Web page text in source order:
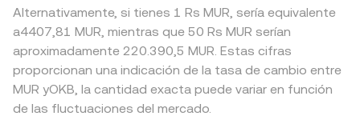
Alternativamente, si tienes 1 Rs MUR, sería equivalente
a4407,81 MUR, mientras que 50 Rs MUR serían
aproximadamente 220.390,5 MUR. Estas cifras
proporcionan una indicación de la tasa de cambio entre
MUR yOKB, la cantidad exacta puede variar en función
de las fluctuaciones del mercado.